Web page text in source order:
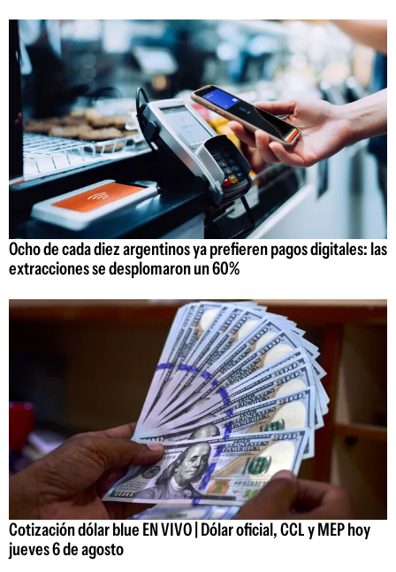
Ocho de cada diez argentinos ya prefieren pagos digitales: las
extracciones se desplomaron un 60%
Cotización dólar blue EN VIVO | Dólar oficial, CCL y MEP hoy
jueves 6 de agosto